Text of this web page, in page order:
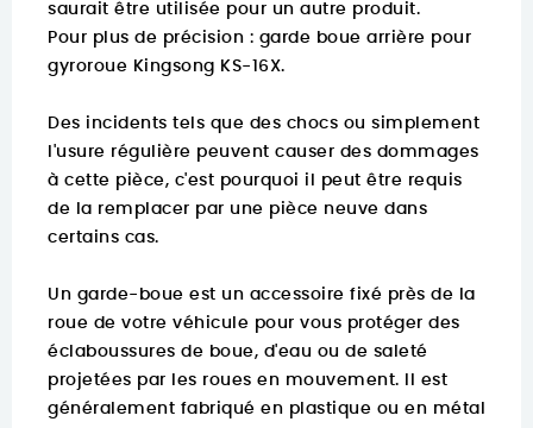
saurait être utilisée pour un autre produit.
Pour plus de précision : garde boue arrière pour
gyroroue Kingsong KS-16X.
Des incidents tels que des chocs ou simplement
l'usure régulière peuvent causer des dommages
à cette pièce, c'est pourquoi il peut être requis
de la remplacer par une pièce neuve dans
certains cas.
Un garde-boue est un accessoire fixé près de la
roue de votre véhicule pour vous protéger des
éclaboussures de boue, d'eau ou de saleté
projetées par les roues en mouvement. Il est
généralement fabriqué en plastique ou en métal